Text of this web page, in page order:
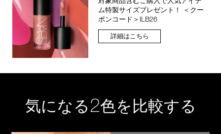
ム特製サイズプレゼント！ ＜クー
ポンコード＞ILB26
詳細はこちら
気になる2色を比較する